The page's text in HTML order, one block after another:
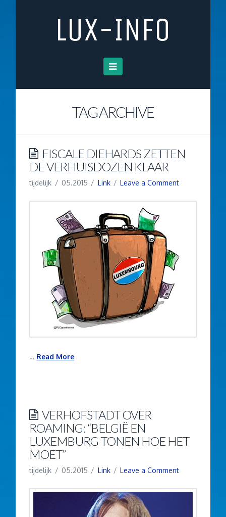
LUX-INFO
Navigation
TAG ARCHIVE
FISCALE DIEHARDS ZETTEN
DE VERHUISDOZEN KLAAR
tijdelijk 05.2015 Link Leave a Comment
… Read More
VERHOFSTADT OVER
ROAMING: “BELGIË EN
LUXEMBURG TONEN HOE HET
MOET”
tijdelijk 05.2015 Link Leave a Comment